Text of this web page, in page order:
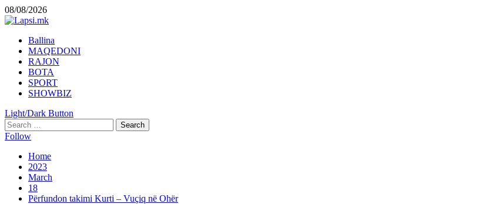
Skip
to
08/08/2026
Primary
Menu
Ballina
MAQEDONI
RAJON
BOTA
SPORT
SHOWBIZ
Light/Dark Button
Search
for:
Follow
Home
2023
March
18
Përfundon takimi Kurti – Vuçiq në Ohër